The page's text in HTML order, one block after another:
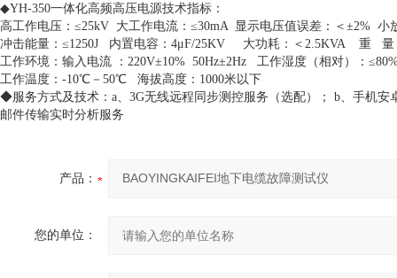
◆YH-350一体化高频高压电源技术指标：
高工作电压：≤25kV 大工作电流：≤30mA 显示电压值误差：＜±2% 小
冲击能量：≤1250J 内置电容：4μF/25KV 大功耗：＜2.5KVA 重 量
工作环境：输入电流 ：220V±10% 50Hz±2Hz 工作湿度（相对）：
工作温度：-10℃－50℃ 海拔高度：1000米以下
◆服务方式及技术：a、3G无线远程同步测控服务（选配）； b、手机安
邮件传输实时分析服务
产品：
您的单位：